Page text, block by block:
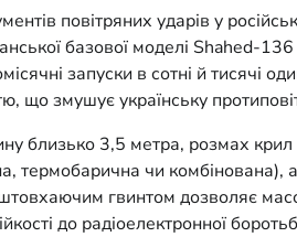
повітряних ударів у
базової моделі Shahed-
запуски в сотні й тисячі
що змушує українську
3,5 метра, розмах крил
термобарична чи
гвинтом дозволяє
до радіоелектронної